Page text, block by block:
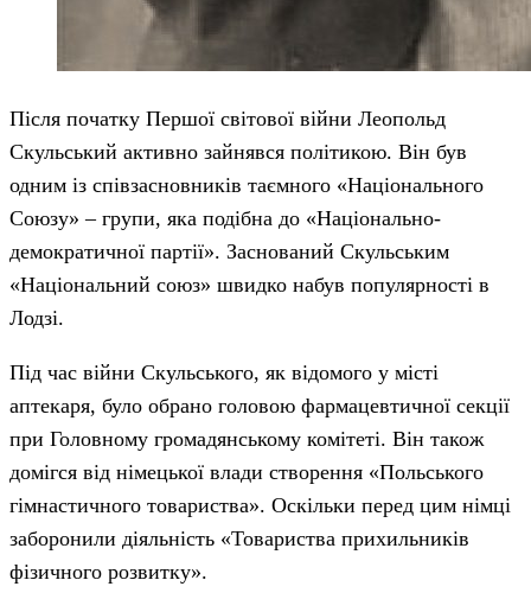
Після початку Першої світової війни Леопольд
Скульський активно зайнявся політикою. Він був
одним із співзасновників таємного «Національного
Союзу» – групи, яка подібна до «Національно-
демократичної партії». Заснований Скульським
«Національний союз» швидко набув популярності в
Лодзі.
Під час війни Скульського, як відомого у місті
аптекаря, було обрано головою фармацевтичної секції
при Головному громадянському комітеті. Він також
домігся від німецької влади створення «Польського
гімнастичного товариства». Оскільки перед цим німці
заборонили діяльність «Товариства прихильників
фізичного розвитку».